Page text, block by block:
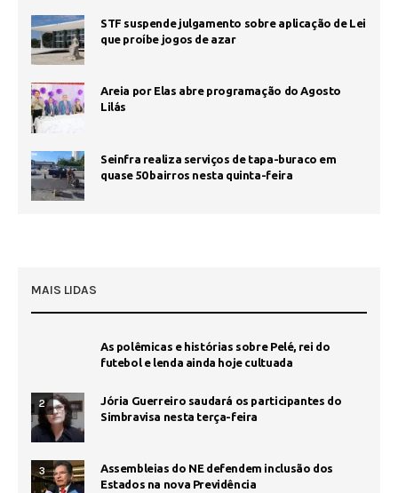
STF suspende julgamento sobre aplicação de Lei
que proíbe jogos de azar
Areia por Elas abre programação do Agosto
Lilás
Seinfra realiza serviços de tapa-buraco em
quase 50 bairros nesta quinta-feira
MAIS LIDAS
As polêmicas e histórias sobre Pelé, rei do
futebol e lenda ainda hoje cultuada
2
Jória Guerreiro saudará os participantes do
Simbravisa nesta terça-feira
3
Assembleias do NE defendem inclusão dos
Estados na nova Previdência